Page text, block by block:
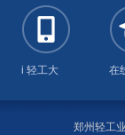
i 轻工大 在
郑州轻工